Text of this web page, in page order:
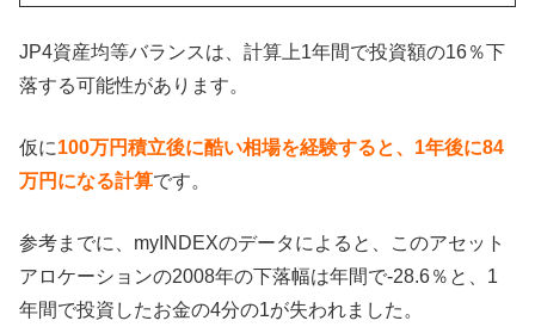
JP4資産均等バランスは、計算上1年間で投資額の16％下
落する可能性があります。
仮に100万円積立後に酷い相場を経験すると、1年後に84
万円になる計算です。
参考までに、myINDEXのデータによると、このアセット
アロケーションの2008年の下落幅は年間で-28.6％と、1
年間で投資したお金の4分の1が失われました。